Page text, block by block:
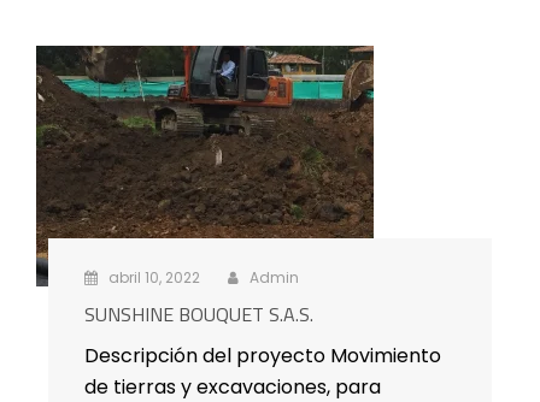
abril 10, 2022 Admin
SUNSHINE BOUQUET S.A.S.
Descripción del proyecto Movimiento
de tierras y excavaciones, para